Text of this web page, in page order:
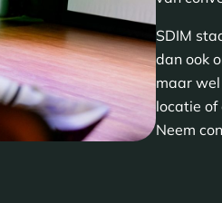
SDIM
dan ook
maar
locatie of
Neem